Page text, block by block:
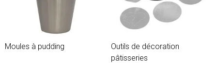
Moules à pudding
Outils de décoration
pâtisseries